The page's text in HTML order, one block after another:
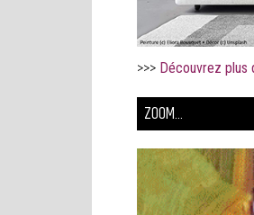
>>> Découvrez
ZOOM...